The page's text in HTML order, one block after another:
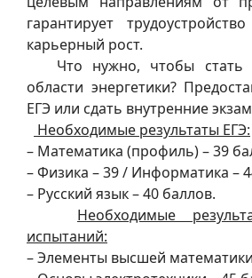
гарантирует
карьерный рост.
Что нужно, чтобы стать
области энергетики?
ЕГЭ или сдать внутренние
Необходимые результаты ЕГЭ:
– Математика (профиль) – 39
– Физика – 39 / Информатика –
– Русский язык – 40 баллов.
Необходимые
испытаний:
– Элементы высшей